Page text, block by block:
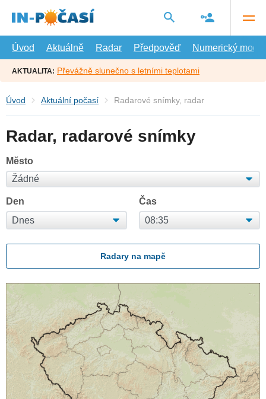
hlavní
Úvod
Aktuálně Radar Předpověď Numerický model
AKTUALITA: Převážně slunečno s letními teplotami
Úvod Aktuální počasí Radarové snímky, radar
Radar, radarové snímky
Město
Den Čas
Radary na mapě